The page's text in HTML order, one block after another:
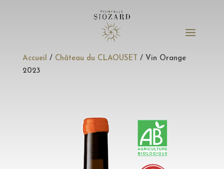
Accueil / Château du CLAOUSET / Vin Orange
2023